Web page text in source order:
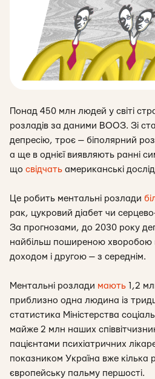
Понад 450 млн людей у світі
розладів за даними ВООЗ. Зі
депресію, троє — біполярний
а ще в однієї виявляють ранні
що свідчать американські
Це робить ментальні розлади
рак, цукровий діабет чи
За прогнозами, до 2030 року
найбільш поширеною хворобою
доходом і другою — з середнім.
Ментальні розлади мають 1,2
приблизно одна людина із
статистика Міністерства
майже 2 млн наших
пацієнтами психіатричних
показником Україна вже кілька
європейську пальму першості.